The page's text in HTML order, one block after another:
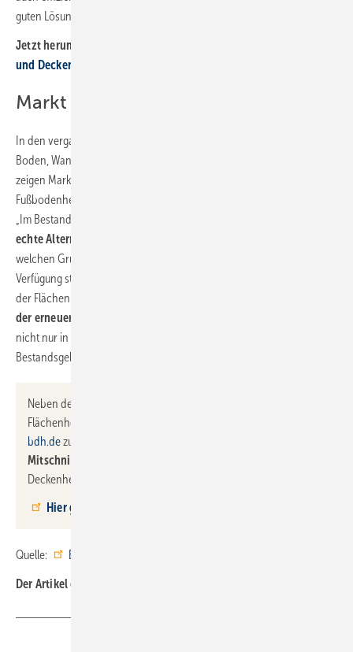
guten Lösung.“
Jetzt herunterladen:
und Deckenheizung/-kühlung – Grundlagen“
Markt entwickelt sich positiv
In den vergangenen Jahren hat die Flächenheizung/-kühlung an
Boden, Wand und Decke kontinuierlich Marktanteile gewonnen,
zeigen Marktdaten des BDH. Insbesondere im Neubau hat sich die
Fußbodenheizung zum Standard-Wärmeübergabesystem entwickelt.
„Im Bestand kann die
echte Alternative zur Fußbodenheizung
welchen Gründen auch immer, für eine Temperierung nicht zur
Verfügung steht, oder allein nicht ausreicht.“, so Hartmann weiter. „Mit
der Flächenheizung beziehungsweise -kühlung
der erneuerbaren Energie kombiniert werden
nicht nur in Neubauten, sondern auch in energetisch sanierten
Bestandsgebäuden effizient für Wärme sorgen.“
Neben dem Informationsblatt ist alles Wissenswerte zur
Flächenheizung/-kühlung auf
bdh.dezusammengefasst. Dort finden Sie auch ein
Mitschnitt
Deckenheizung/-kühlung.
Hier geht es zum kompletten Webinar-Angebot des BDH
Quelle: BDH
Der Artikel gehört zur